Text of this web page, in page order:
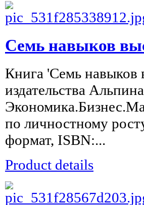
Семь навыков
Книга 'Семь
издательства
по личностному
формат, ISBN:...
Product details